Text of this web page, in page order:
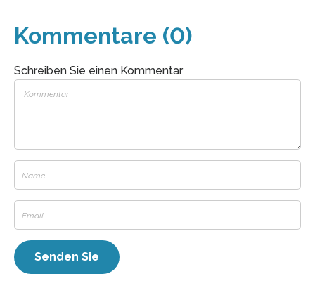
Kommentare (0)
Schreiben Sie einen Kommentar